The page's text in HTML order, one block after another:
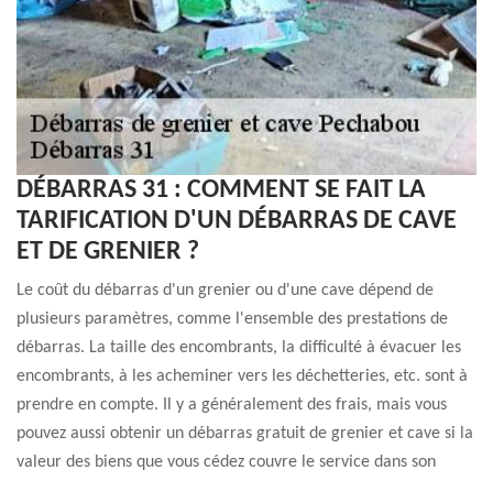
DÉBARRAS 31 : COMMENT SE FAIT LA
TARIFICATION D'UN DÉBARRAS DE CAVE
ET DE GRENIER ?
Le coût du débarras d'un grenier ou d'une cave dépend de
plusieurs paramètres, comme l'ensemble des prestations de
débarras. La taille des encombrants, la difficulté à évacuer les
encombrants, à les acheminer vers les déchetteries, etc. sont à
prendre en compte. Il y a généralement des frais, mais vous
pouvez aussi obtenir un débarras gratuit de grenier et cave si la
valeur des biens que vous cédez couvre le service dans son